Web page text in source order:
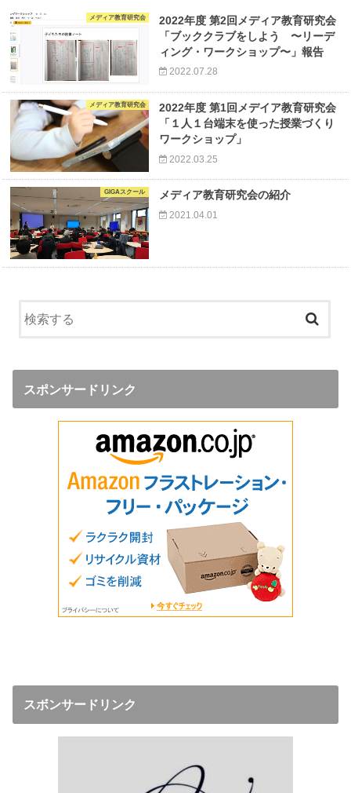
メディア教育研究会
2022年度 第2回メディア教育研究会
「ブッククラブをしよう 〜リーデ
ィング・ワークショップ〜」報告
2022.07.28
メディア教育研究会
2022年度 第1回メデイア教育研究会
「１人１台端末を使った授業づくり
ワークショップ」
2022.03.25
GIGAスクール メディア教育研究会の紹介
2021.04.01
スポンサードリンク
スボンサードリンク